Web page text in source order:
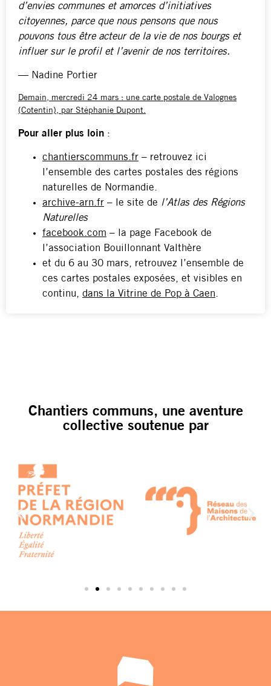
d’envies communes et amorces d’initiatives
citoyennes, parce que nous pensons que nous
pouvons tous être acteur de la vie de nos bourgs et
influer sur le profil et l’avenir de nos territoires.
— Nadine Portier
Demain, mercredi 24 mars : une carte postale de Valognes
(Cotentin), par Stéphanie Dupont.
Pour aller plus loin :
chantierscommuns.fr – retrouvez ici
l’ensemble des cartes postales des régions
naturelles de Normandie.
archive-arn.fr – le site de l’Atlas des Régions
Naturelles
facebook.com – la page Facebook de
l’association Bouillonnant Valthère
et du 6 au 30 mars, retrouvez l’ensemble de
ces cartes postales exposées, et visibles en
continu, dans la Vitrine de Pop à Caen.
Chantiers communs, une aventure
collective soutenue par